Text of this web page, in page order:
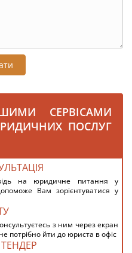
СЕРВІСАМИ
ПОСЛУГ
на юридичне питання у
Вам зорієнтуватися у
з ним через екран
потрібно йти до юриста в офіс